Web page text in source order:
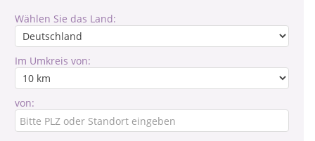
Wählen Sie das Land:
Im Umkreis von:
von: